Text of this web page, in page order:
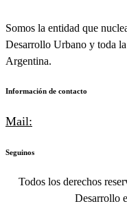
Somos la entidad que
Desarrollo Urbano y toda
Argentina.
Información de contacto
Mail:
Seguinos
Todos los derechos
Desarrollo